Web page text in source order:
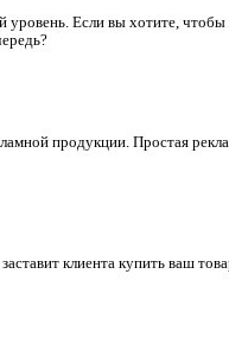
Если вы хотите,
продукции. Простая
клиента купить ваш